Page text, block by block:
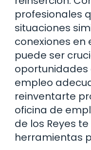
profesionales
situaciones
conexiones en
puede ser
empleo
reinventarte
oficina de
de los Reyes
herramientas